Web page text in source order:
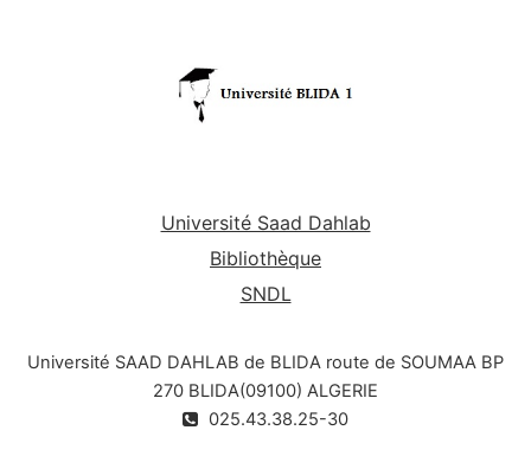
Université Saad Dahlab
Bibliothèque
SNDL
Université SAAD DAHLAB de BLIDA route de SOUMAA BP
270 BLIDA(09100) ALGERIE
025.43.38.25-30